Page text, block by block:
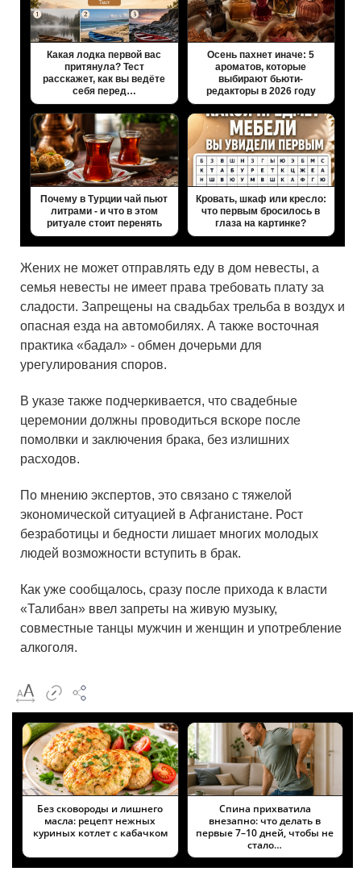
Какая лодка первой вас
притянула? Тест
расскажет, как вы ведёте
себя перед…
Осень пахнет иначе: 5
ароматов, которые
выбирают бьюти-
редакторы в 2026 году
Почему в Турции чай пьют
литрами - и что в этом
ритуале стоит перенять
Кровать, шкаф или кресло:
что первым бросилось в
глаза на картинке?
Жених не может отправлять еду в дом невесты, а
семья невесты не имеет права требовать плату за
сладости. Запрещены на свадьбах трельба в воздух и
опасная езда на автомобилях. А также восточная
практика «бадал» - обмен дочерьми для
урегулирования споров.
В указе также подчеркивается, что свадебные
церемонии должны проводиться вскоре после
помолвки и заключения брака, без излишних
расходов.
По мнению экспертов, это связано с тяжелой
экономической ситуацией в Афганистане. Рост
безработицы и бедности лишает многих молодых
людей возможности вступить в брак.
Как уже сообщалось, сразу после прихода к власти
«Талибан» ввел запреты на живую музыку,
совместные танцы мужчин и женщин и употребление
алкоголя.
Без сковороды и лишнего
масла: рецепт нежных
куриных котлет с кабачком
Спина прихватила
внезапно: что делать в
первые 7–10 дней, чтобы не
стало…